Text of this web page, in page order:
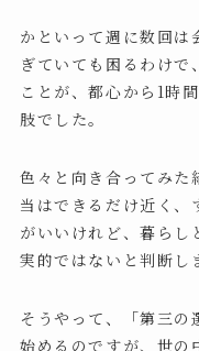
かといって週に数回は
ぎていても困るわけで
ことが、都心から1時
肢でした。
色々と向き合ってみた
当はできるだけ近く、
がいいけれど、暮らし
実的ではないと判断し
そうやって、「第三
始めるのですが、世の